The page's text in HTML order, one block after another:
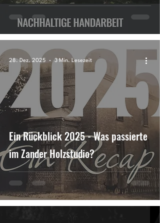
Ein Rückblick 2025 - Was passierte
im Zander Holzstudio?
28. Dez. 2025 3 Min. Lesezeit